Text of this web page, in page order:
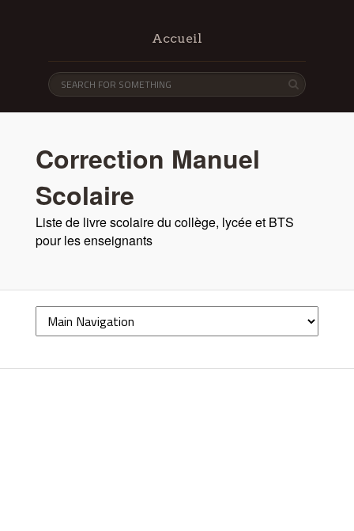
Accueil
Correction Manuel
Scolaire
Liste de livre scolaire du collège, lycée et BTS
pour les enseignants